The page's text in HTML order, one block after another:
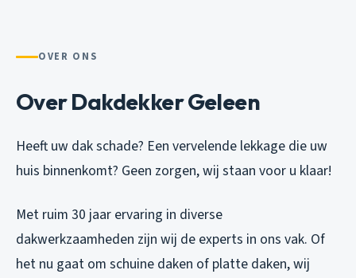
OVER ONS
Over Dakdekker Geleen
Heeft uw dak schade? Een vervelende lekkage die uw
huis binnenkomt? Geen zorgen, wij staan voor u klaar!
Met ruim 30 jaar ervaring in diverse
dakwerkzaamheden zijn wij de experts in ons vak. Of
het nu gaat om schuine daken of platte daken, wij